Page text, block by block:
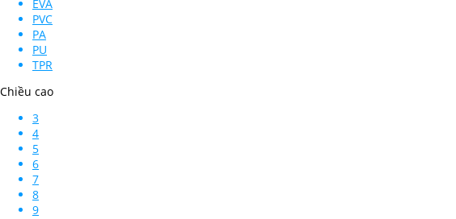
EVA
PVC
PA
PU
TPR
Chiều cao
3
4
5
6
7
8
9